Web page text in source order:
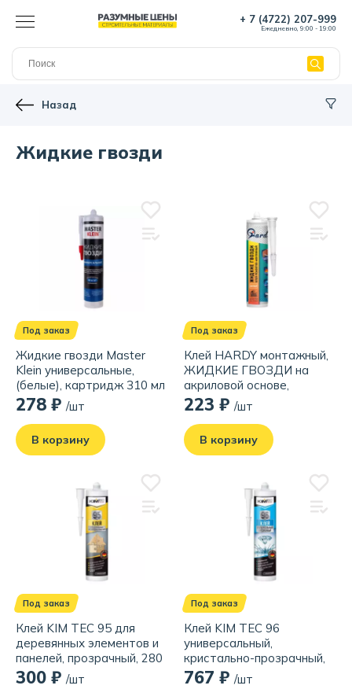
+ 7 (4722) 207-999
Ежедневно, 9:00 - 19:00
Назад
Жидкие гвозди
Под заказ
Жидкие гвозди Master
Klein универсальные,
(белые), картридж 310 мл
/ 440 rp
278 ₽ /шт
В корзину
Под заказ
Клей HARDY монтажный,
ЖИДКИЕ ГВОЗДИ на
акриловой основе,
универсальный, белый,
280 мл
223 ₽ /шт
В корзину
Под заказ
Клей KIM TEC 95 для
деревянных элементов и
панелей, прозрачный, 280
мл
300 ₽ /шт
Под заказ
Клей KIM TEC 96
универсальный,
кристально-прозрачный,
280 мл
767 ₽ /шт